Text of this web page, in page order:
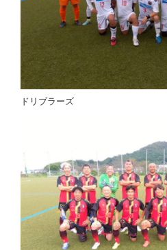
ドリブラーズ